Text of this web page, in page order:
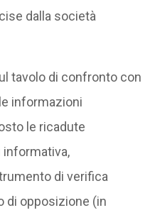
dalla società
tavolo di confronto con
informazioni
le ricadute
informativa,
di verifica
di opposizione (in